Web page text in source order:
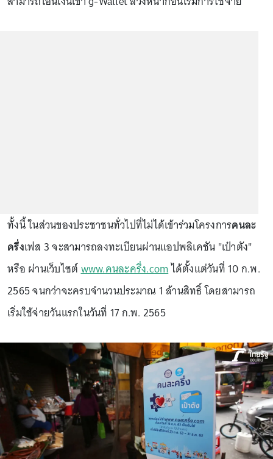
ทั้งนี้ ในส่วนของประชาชนทั่วไปที่ไม่ได้เข้าร่วมโครงการคนละ
ครึ่งเฟส 3 จะสามารถลงทะเบียนผ่านแอปพลิเคชัน "เป๋าตัง"
หรือ ผ่านเว็บไซต์www.คนละครึ่ง.comได้ตั้งแต่วันที่ 10 ก.พ.
2565 จนกว่าจะครบจำนวนประมาณ 1 ล้านสิทธิ์ โดยสามารถ
เริ่มใช้จ่ายวันแรกในวันที่ 17 ก.พ. 2565